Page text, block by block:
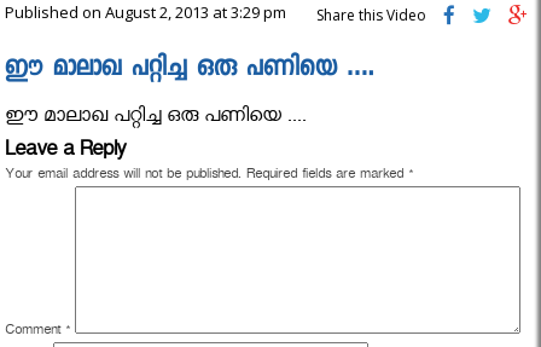
Published on August 2, 2013 at 3:29 pm Share this Video
ഈ മാലാഖ പറ്റിച്ച ഒരു പണിയെ ….
ഈ മാലാഖ പറ്റിച്ച ഒരു പണിയെ ....
Leave a Reply
Your email address will not be published. Required fields are marked *
Comment *